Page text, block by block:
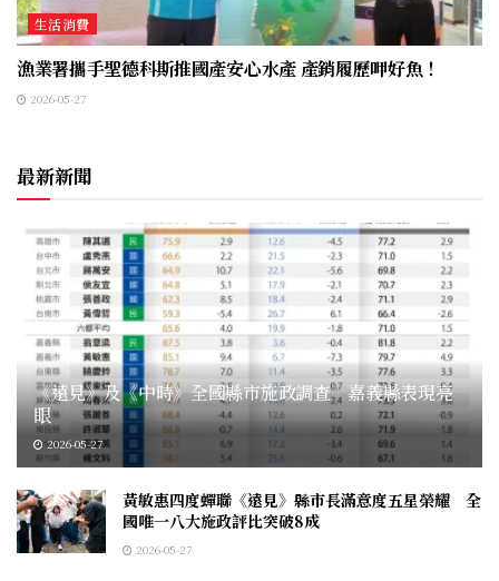
生活消費
漁業署攜手聖德科斯推國產安心水產 產銷履歷呷好魚！
2026-05-27
最新新聞
《遠見》及《中時》全國縣市施政調查 嘉義縣表現亮
眼
2026-05-27
黃敏惠四度蟬聯《遠見》縣市長滿意度五星榮耀 全
國唯一八大施政評比突破8成
2026-05-27